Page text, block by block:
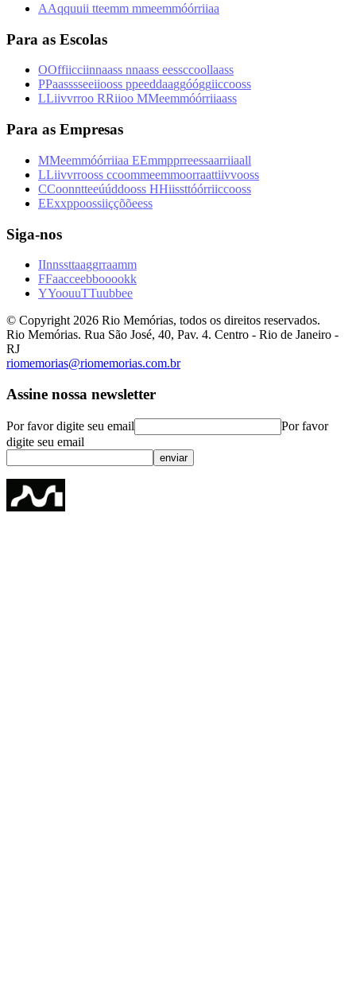
AAqquuii tteemm mmeemmóórriiaa
Para as Escolas
OOffiicciinnaass nnaass eessccoollaass
PPaasssseeiiooss ppeeddaaggóóggiiccooss
LLiivvrroo RRiioo MMeemmóórriiaass
Para as Empresas
MMeemmóórriiaa EEmmpprreessaarriiaall
LLiivvrrooss ccoommeemmoorraattiivvooss
CCoonntteeúúddooss HHiissttóórriiccooss
EExxppoossiiççõõeess
Siga-nos
IInnssttaaggrraamm
FFaacceebbooookk
YYoouuTTuubbee
© Copyright 2026 Rio Memórias, todos os direitos reservados.
Rio Memórias. Rua São José, 40, Pav. 4. Centro - Rio de Janeiro -
RJ
riomemorias@riomemorias.com.br
Assine nossa newsletter
Por favor digite seu email
Por favor
digite seu email
enviar